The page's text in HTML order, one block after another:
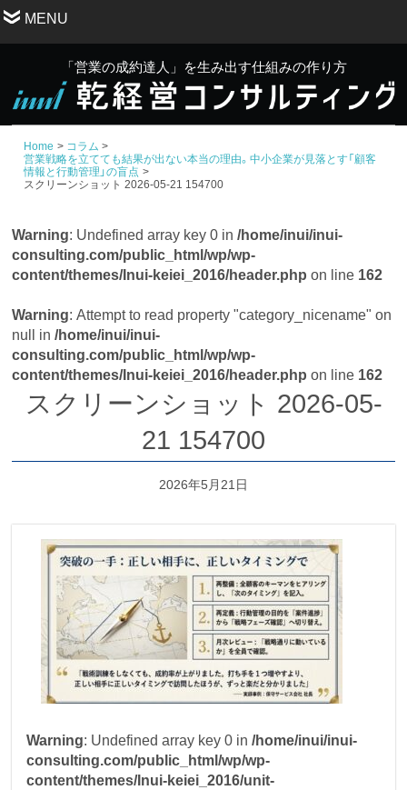
MENU
「営業の成約達人」を生み出す仕組みの作り方
Home
コラム
営業戦略を立てても結果が出ない本当の理由。中小企業が見落とす「顧客
情報と行動管理」の盲点
スクリーンショット 2026-05-21 154700
Warning : Undefined array key 0 in/home/inui/inui-
consulting.com/public_html/wp/wp-
content/themes/Inui-keiei_2016/header.php on line 162
Warning: Attempt to read property "category_nicename" on
null in/home/inui/inui-
consulting.com/public_html/wp/wp-
content/themes/Inui-keiei_2016/header.php on line 162
スクリーンショット 2026-05-
21 154700
2026年5月21日
Warning : Undefined array key 0 in/home/inui/inui-
consulting.com/public_html/wp/wp-
content/themes/Inui-keiei_2016/unit-